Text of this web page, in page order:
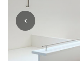
‹